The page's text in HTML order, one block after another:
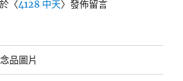
〈4128 中天〉發佈留言
品圖片